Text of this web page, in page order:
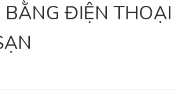
BẰNG ĐIỆN THOẠI